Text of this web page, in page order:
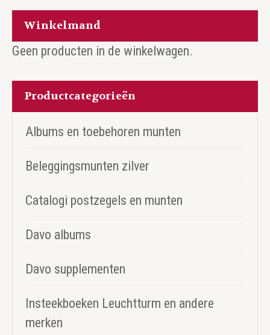
Winkelmand
Geen producten in de winkelwagen.
Productcategorieën
Albums en toebehoren munten
Beleggingsmunten zilver
Catalogi postzegels en munten
Davo albums
Davo supplementen
Insteekboeken Leuchtturm en andere
merken